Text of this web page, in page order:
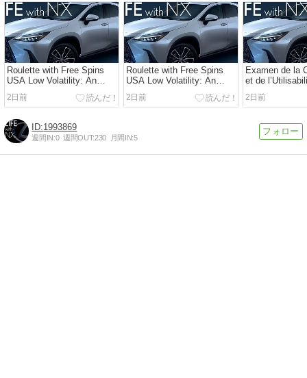
Roulette with Free Spins
USA Low Volatility: An
Expert Review
2日前
Roulette with Free Spins
USA Low Volatility: An
Expert Review
2日前
Examen de la
et de
Web VipLuck
2日前
1993869
週間IN:0 週間OUT:230 月間IN:5